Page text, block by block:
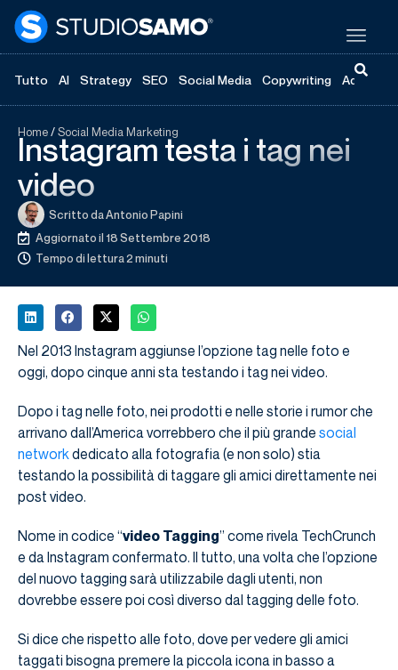
Tutto AI Strategy SEO Social Media Copywriting
Home/Social Media Marketing
Instagram testa i tag nei
video
Scritto daAntonio Papini
Aggiornato il 18 Settembre 2018
Tempo di lettura 2 minuti
Nel 2013 Instagram aggiunse l’opzione tag nelle foto e
oggi, dopo cinque anni sta testando i tag nei video.
Dopo i tag nelle foto, nei prodotti e nelle storie i rumor che
arrivano dall’America vorrebbero che il più grande social
network dedicato alla fotografia (e non solo) stia
testando la possibilità di taggare gli amici direttamente nei
post video.
Nome in codice “video Tagging” come rivela TechCrunch
e da Instagram confermato. Il tutto, una volta che l’opzione
del nuovo tagging sarà utilizzabile dagli utenti, non
dovrebbe essere poi così diverso dal tagging delle foto.
Si dice che rispetto alle foto, dove per vedere gli amici
taggati bisogna premere la piccola icona in basso a